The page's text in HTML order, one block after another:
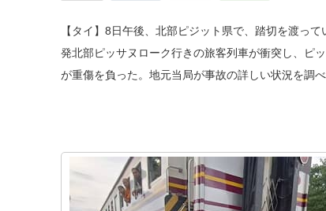
【タイ】8日午後、北部ピジット県で、踏切を渡っ
発北部ピッサヌローク行きの旅客列車が衝突し、ピ
が重傷を負った。地元当局が事故の詳しい状況を調べ